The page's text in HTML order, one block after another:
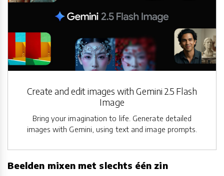
Create and edit images with Gemini 2.5 Flash
Image
Bring your imagination to life. Generate detailed
images with Gemini, using text and image prompts.
Beelden mixen met slechts één zin